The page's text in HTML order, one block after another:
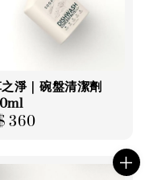
之淨｜碗盤清潔劑
360